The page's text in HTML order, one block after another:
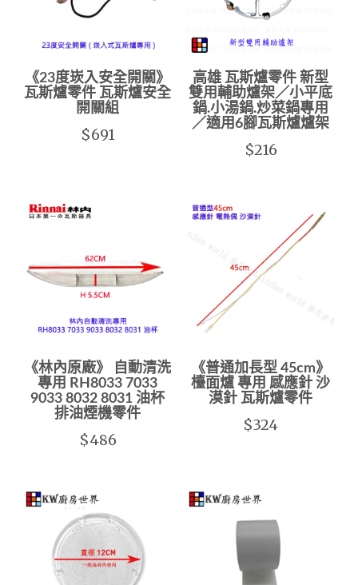
《23度崁入安全開關》
瓦斯爐零件 瓦斯爐安全
開關組
$691
高雄 瓦斯爐零件 新型
雙用輔助爐架／小平底
鍋.小湯鍋.炒菜鍋專用
／適用6腳瓦斯爐爐架
$216
《林內原廠》 自動清洗
專用 RH8033 7033
9033 8032 8031 油杯
排油煙機零件
$486
《普通加長型 45cm》
檯面爐 專用 感應針 沙
漠針 瓦斯爐零件
$324